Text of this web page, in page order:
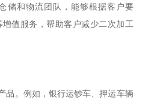
储和物流团队，能够根据客户要
值服务，帮助客户减少二次加工
品。例如，银行运钞车、押运车辆